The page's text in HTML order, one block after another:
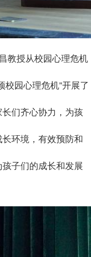
教授从校园心理危机
校园心理危机”开展了
们齐心协力，为孩
环境，有效预防和
子们的成长和发展